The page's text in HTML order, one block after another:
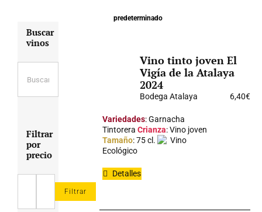
predeterminado
Vino tinto joven El
Vigía de la Atalaya
2024
Bodega Atalaya 6,40€
Variedades: Garnacha
Tintorera Crianza: Vino joven
Tamaño: 75 cl.
Vino
Ecológico
Detalles
Buscar
vinos
Filtrar
por
precio
mínimo
máximo
Filtrar